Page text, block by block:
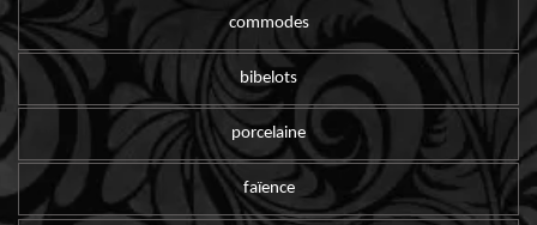
commodes
bibelots
porcelaine
faïence